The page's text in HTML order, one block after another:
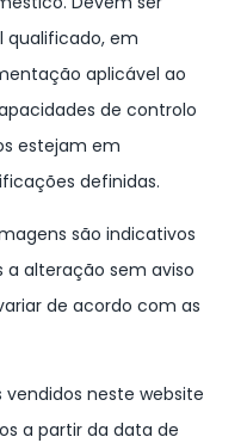
qualificado, em
aplicável ao
de controlo
estejam em
definidas.
são indicativos
a alteração sem aviso
de acordo com as
vendidos neste website
a partir da data de